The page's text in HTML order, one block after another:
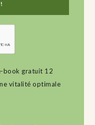
book gratuit 12
vitalité optimale